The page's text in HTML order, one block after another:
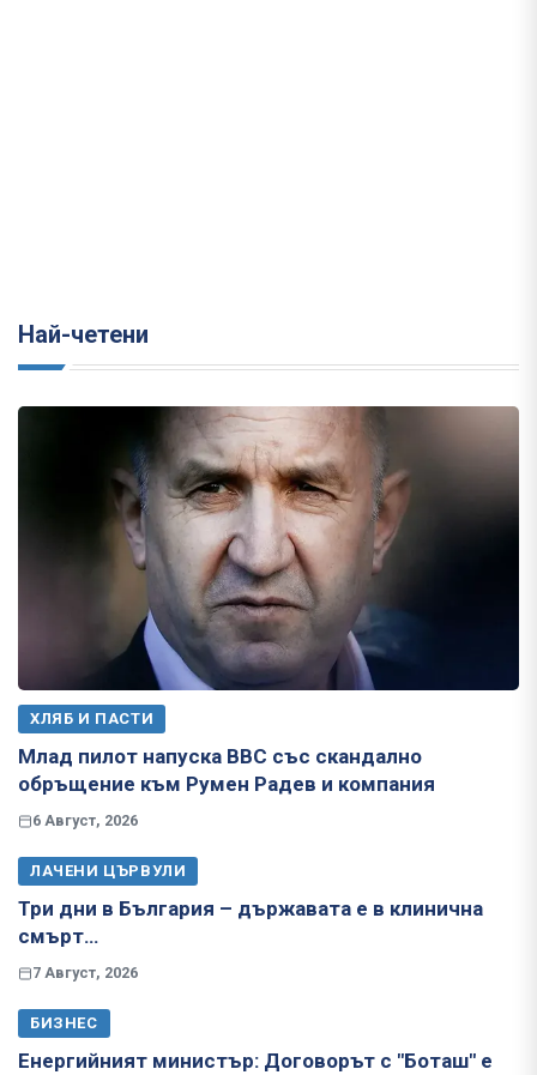
Най-четени
ХЛЯБ И ПАСТИ
Млад пилот напуска ВВС със скандално
обръщение към Румен Радев и компания
6 Август, 2026
ЛАЧЕНИ ЦЪРВУЛИ
Три дни в България – държавата е в клинична
смърт…
7 Август, 2026
БИЗНЕС
Енергийният министър: Договорът с "Боташ" е